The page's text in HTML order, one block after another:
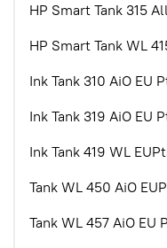
HP Smart Tank 315
HP Smart Tank WL
Ink Tank 310 AiO EU
Ink Tank 319 AiO EU
Ink Tank 419 WL
Tank WL 450 AiO
Tank WL 457 AiO EU